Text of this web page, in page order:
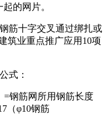
的网片。
筋十字交叉通过绑扎或
筑业重点推广应用10项
式：
=钢筋网所用钢筋长度
（φ10钢筋